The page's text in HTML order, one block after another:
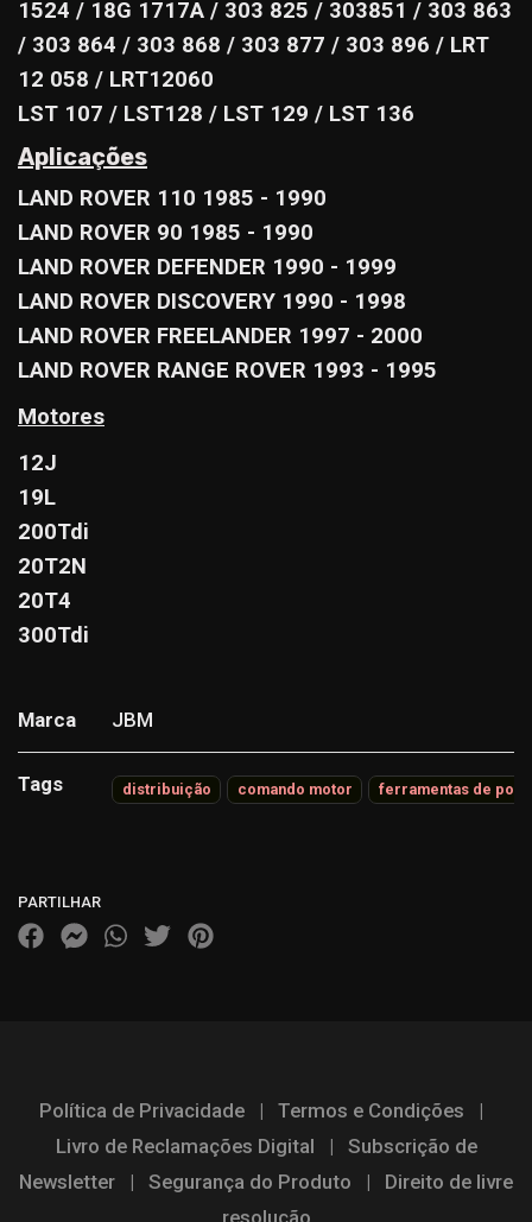
1524 / 18G 1717A / 303 825 / 303851 / 303 863
/ 303 864 / 303 868 / 303 877 / 303 896 / LRT
12 058 / LRT12060
LST 107 / LST128 / LST 129 / LST 136
Aplicações
LAND ROVER 110 1985 - 1990
LAND ROVER 90 1985 - 1990
LAND ROVER DEFENDER 1990 - 1999
LAND ROVER DISCOVERY 1990 - 1998
LAND ROVER FREELANDER 1997 - 2000
LAND ROVER RANGE ROVER 1993 - 1995
Motores
12J
19L
200Tdi
20T2N
20T4
300Tdi
Marca JBM
Tags distribuição comando motor ferramentas de
PARTILHAR
Política de Privacidade | Termos e Condições |
Livro de Reclamações Digital | Subscrição de
Newsletter | Segurança do Produto | Direito de livre